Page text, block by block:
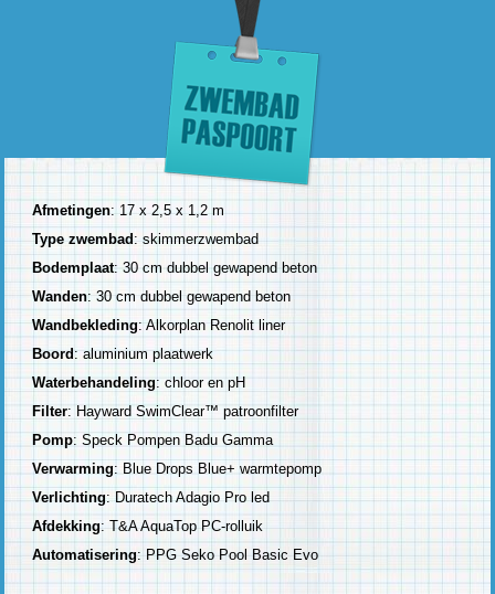
Afmetingen: 17 x 2,5 x 1,2 m
Type zwembad: skimmerzwembad
Bodemplaat: 30 cm dubbel gewapend beton
Wanden: 30 cm dubbel gewapend beton
Wandbekleding: Alkorplan Renolit liner
Boord : aluminium plaatwerk
Waterbehandeling: chloor en pH
Filter: Hayward SwimClear™ patroonfilter
Pomp: Speck Pompen Badu Gamma
Verwarming: Blue Drops Blue+ warmtepomp
Verlichting: Duratech Adagio Pro led
Afdekking: T&A AquaTop PC-rolluik
Automatisering: PPG Seko Pool Basic Evo